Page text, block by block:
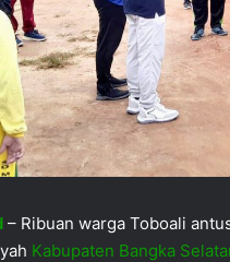
– Ribuan warga Toboali
Kabupaten Bangka